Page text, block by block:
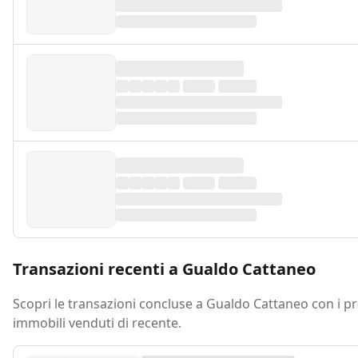
Transazioni recenti a Gualdo Cattaneo
Scopri le transazioni concluse a Gualdo Cattaneo con i
immobili venduti di recente.